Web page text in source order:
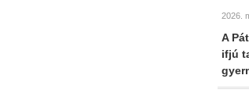
2026.
A
ifjú